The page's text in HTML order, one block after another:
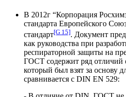
В 2012г “Корпорация
стандарта Европейского
стандарт[G 15]. Документ
как руководства при
респираторной защиты на
ГОСТ содержит ряд отличий
который был взят за основу
сравнивается с DIN EN 529: